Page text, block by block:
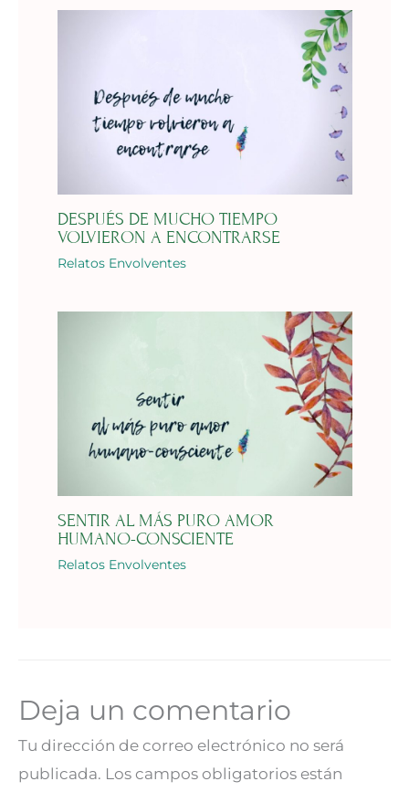
DESPUÉS DE MUCHO TIEMPO
VOLVIERON A ENCONTRARSE
Relatos Envolventes
SENTIR AL MÁS PURO AMOR
HUMANO-CONSCIENTE
Relatos Envolventes
Deja un comentario
Tu dirección de correo electrónico no será
publicada. Los campos obligatorios están